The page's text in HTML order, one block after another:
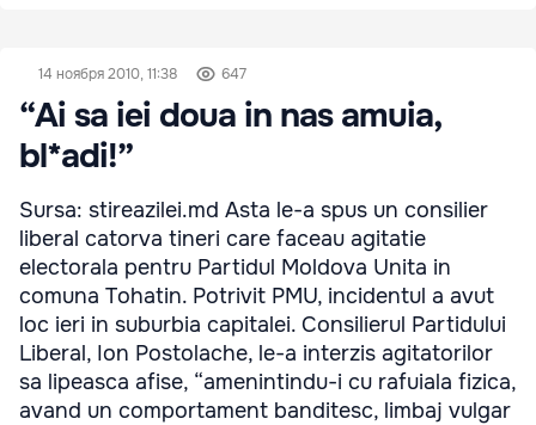
14 ноября 2010, 11:38 647
“Ai sa iei doua in nas amuia,
bl*adi!”
Sursa: stireazilei.md Asta le-a spus un consilier
liberal catorva tineri care faceau agitatie
electorala pentru Partidul Moldova Unita in
comuna Tohatin. Potrivit PMU, incidentul a avut
loc ieri in suburbia capitalei. Consilierul Partidului
Liberal, Ion Postolache, le-a interzis agitatorilor
sa lipeasca afise, “amenintindu-i cu rafuiala fizica,
avand un comportament banditesc, limbaj vulgar